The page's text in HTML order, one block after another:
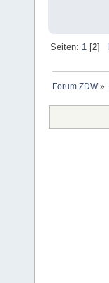
Seiten: 1[2]
Forum ZDW»